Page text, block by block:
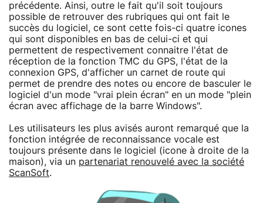
précédente. Ainsi, outre le fait qu'il soit toujours
possible de retrouver des rubriques qui ont fait le
succès du logiciel, ce sont cette fois-ci quatre icones
qui sont disponibles en bas de celui-ci et qui
permettent de respectivement connaitre l'état de
réception de la fonction TMC du GPS, l'état de la
connexion GPS, d'afficher un carnet de route qui
permet de prendre des notes ou encore de basculer le
logiciel d'un mode "vrai plein écran" en un mode "plein
écran avec affichage de la barre Windows".
Les utilisateurs les plus avisés auront remarqué que la
fonction intégrée de reconnaissance vocale est
toujours présente dans le logiciel (icone à droite de la
maison), via un partenariat renouvelé avec la société
ScanSoft.